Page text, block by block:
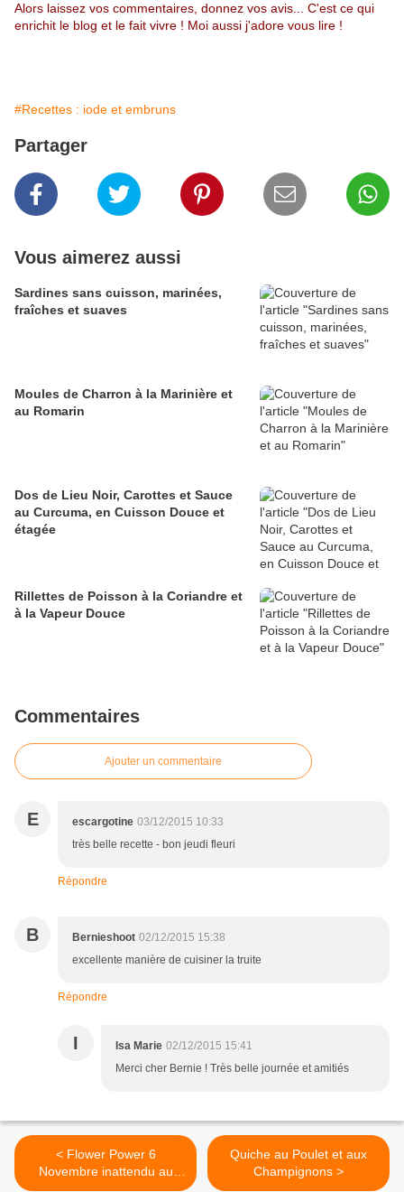
Alors laissez vos commentaires, donnez vos avis... C'est ce qui
enrichit le blog et le fait vivre ! Moi aussi j'adore vous lire !
#Recettes : iode et embruns
Partager
Vous aimerez aussi
Sardines sans cuisson, marinées,
fraîches et suaves
Moules de Charron à la Marinière et
au Romarin
Dos de Lieu Noir, Carottes et Sauce
au Curcuma, en Cuisson Douce et
étagée
Rillettes de Poisson à la Coriandre et
à la Vapeur Douce
Commentaires
Ajouter un commentaire
E escargotine 03/12/2015 10:33
très belle recette - bon jeudi fleuri
Répondre
B Bernieshoot 02/12/2015 15:38
excellente manière de cuisiner la truite
Répondre
I Isa Marie 02/12/2015 15:41
Merci cher Bernie ! Très belle journée et amitiés
< Flower Power 6
Novembre inattendu au
jardin
Quiche au Poulet et aux
Champignons >